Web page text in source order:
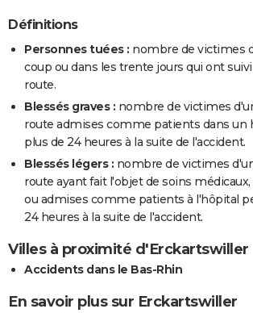
Définitions
Personnes tuées : nombre de victimes
coup ou dans les trente jours qui ont
route.
Blessés graves : nombre de victimes
route admises comme patients dans un
plus de 24 heures à la suite de l'accident.
Blessés légers : nombre de victimes
route ayant fait l'objet de soins
ou admises comme patients à l'hôpital
24 heures à la suite de l'accident.
Villes à proximité d'Erckartswiller
Accidents dans le Bas-Rhin
En savoir plus sur Erckartswiller